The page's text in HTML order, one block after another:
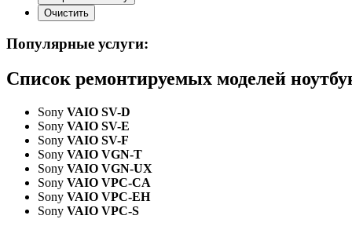
Популярные услуги:
Список ремонтируемых моделей
Sony VAIO SV-D
Sony VAIO SV-E
Sony VAIO SV-F
Sony VAIO VGN-T
Sony VAIO VGN-UX
Sony VAIO VPC-CA
Sony VAIO VPC-EH
Sony VAIO VPC-S